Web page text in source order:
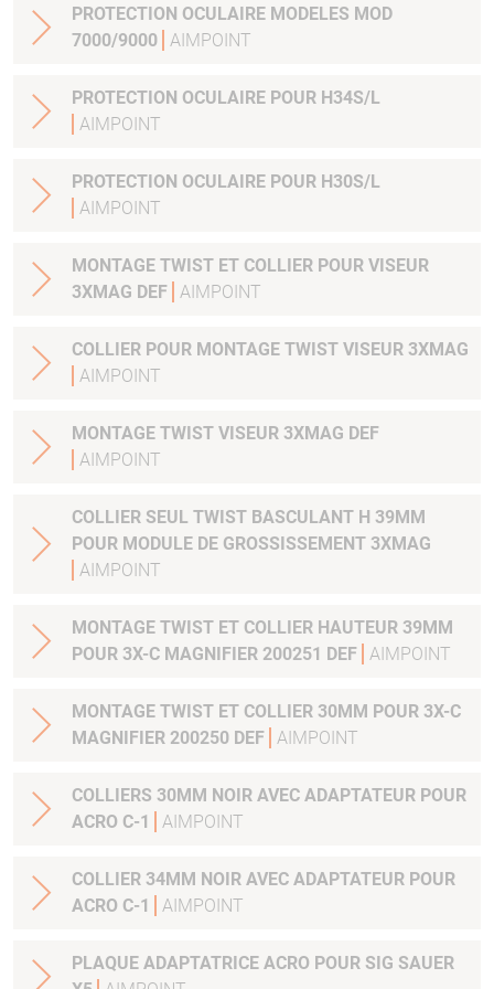
PROTECTION OCULAIRE MODELES MOD
7000/9000 AIMPOINT
PROTECTION OCULAIRE POUR H34S/L
AIMPOINT
PROTECTION OCULAIRE POUR H30S/L
AIMPOINT
MONTAGE TWIST ET COLLIER POUR VISEUR
3XMAG DEF AIMPOINT
COLLIER POUR MONTAGE TWIST VISEUR 3XMAG
AIMPOINT
MONTAGE TWIST VISEUR 3XMAG DEF
AIMPOINT
COLLIER SEUL TWIST BASCULANT H 39MM
POUR MODULE DE GROSSISSEMENT 3XMAG
AIMPOINT
MONTAGE TWIST ET COLLIER HAUTEUR 39MM
POUR 3X-C MAGNIFIER 200251 DEF AIMPOINT
MONTAGE TWIST ET COLLIER 30MM POUR 3X-C
MAGNIFIER 200250 DEF AIMPOINT
COLLIERS 30MM NOIR AVEC ADAPTATEUR POUR
ACRO C-1
AIMPOINT
COLLIER 34MM NOIR AVEC ADAPTATEUR POUR
ACRO C-1
AIMPOINT
PLAQUE ADAPTATRICE ACRO POUR SIG SAUER